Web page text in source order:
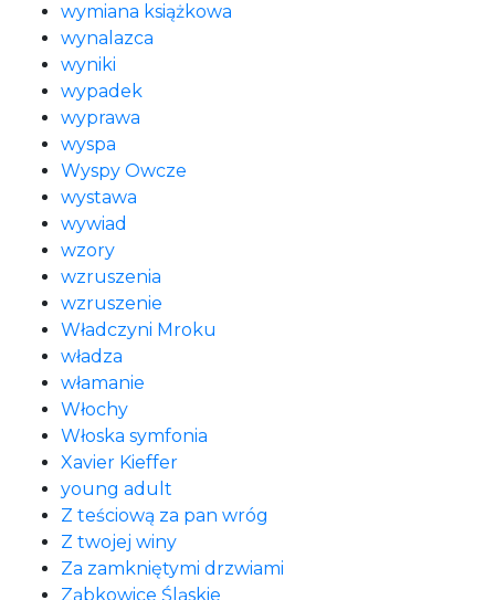
wymiana książkowa
wynalazca
wyniki
wypadek
wyprawa
wyspa
Wyspy Owcze
wystawa
wywiad
wzory
wzruszenia
wzruszenie
Władczyni Mroku
władza
włamanie
Włochy
Włoska symfonia
Xavier Kieffer
young adult
Z teściową za pan wróg
Z twojej winy
Za zamkniętymi drzwiami
Ząbkowice Śląskie